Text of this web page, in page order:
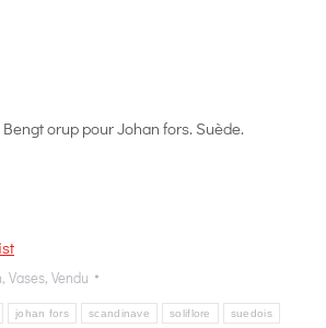
orup pour Johan fors. Suède.
, Vases, Vendu
johan fors scandinave soliflore suedois